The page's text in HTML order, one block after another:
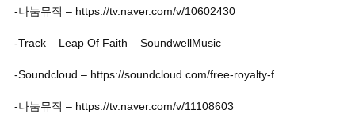
-나눔뮤직 – https://tv.naver.com/v/10602430
-Track – Leap Of Faith – SoundwellMusic
-Soundcloud – https://soundcloud.com/free-royalty-f…
-나눔뮤직 – https://tv.naver.com/v/11108603